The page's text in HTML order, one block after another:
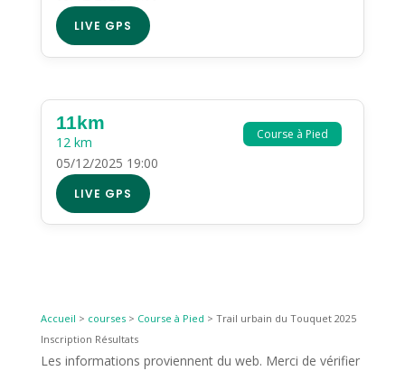
LIVE GPS
Course à Pied
11km
12 km
05/12/2025 19:00
LIVE GPS
Accueil > courses> Course à Pied > Trail urbain du Touquet 2025
Inscription Résultats
Les informations proviennent du web. Merci de vérifier